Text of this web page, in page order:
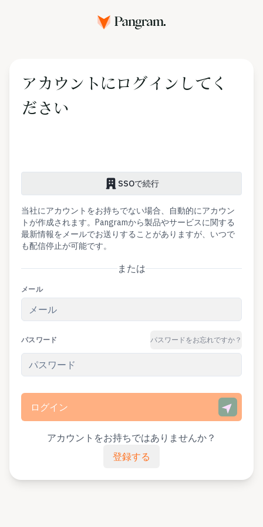
アカウントにログインしてく
ださい
SSOで続行
当社にアカウントをお持ちでない場合、自動的にアカウン
トが作成されます。Pangramから製品やサービスに関する
最新情報をメールでお送りすることがありますが、いつで
も配信停止が可能です。
または
メール
パスワード パスワードをお忘れですか？
ログイン
アカウントをお持ちではありませんか？
登録する